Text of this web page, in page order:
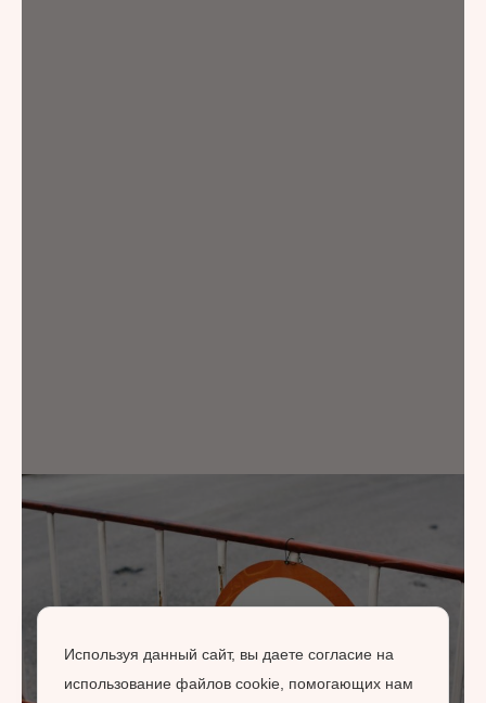
Используя данный сайт, вы даете согласие на
использование файлов cookie, помогающих нам